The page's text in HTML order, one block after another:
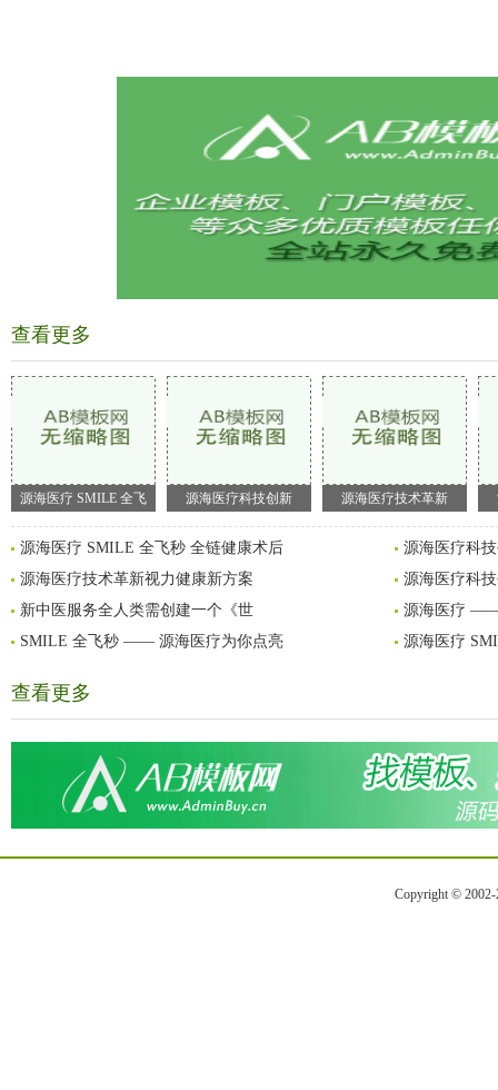
查看更多
源海医疗 SMILE 全飞 源海医疗科技创新 源海医疗技术革新
源海医疗 SMILE 全飞秒 全链健康术后
源海医疗科
源海医疗技术革新视力健康新方案
源海医疗科
新中医服务全人类需创建一个《世
源海医疗 ——
SMILE 全飞秒 —— 源海医疗为你点亮
源海医疗
查看更多
Copyright ©